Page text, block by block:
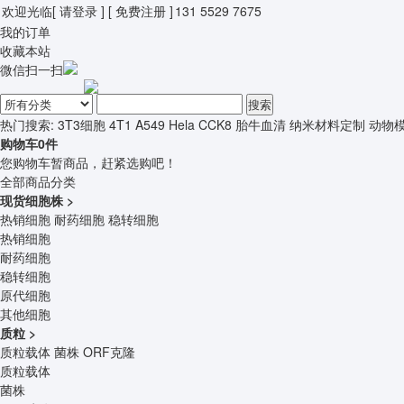
欢迎光临[ 请登录 ] [ 免费注册 ] 131 5529 7675
我的订单
收藏本站
微信扫一扫
搜索
热门搜索: 3T3细胞 4T1 A549 Hela CCK8 胎牛血清 纳米材料定制 动物
购物车0件
您购物车暂商品，赶紧选购吧！
全部商品分类
现货细胞株 >
热销细胞 耐药细胞 稳转细胞
热销细胞
耐药细胞
稳转细胞
原代细胞
其他细胞
质粒 >
质粒载体 菌株 ORF克隆
质粒载体
菌株